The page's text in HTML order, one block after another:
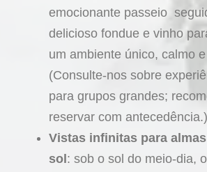
emocionante passeio
delicioso fondue e vinho
um ambiente único, calmo
(Consulte-nos sobre
para grupos grandes;
reservar com antecedência.)
Vistas infinitas para
sol : sob o sol do meio-dia,